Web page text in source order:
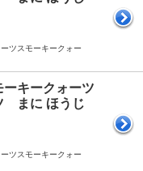
ツスモーキークォー
ーキークォーツ
まに ほうじ
ツスモーキークォー